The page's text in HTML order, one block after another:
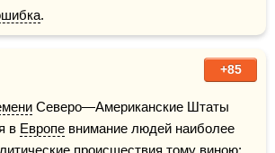
.
+85
Северо—Американские Штаты
в Европе внимание людей наиболее
происшествия тому виною: